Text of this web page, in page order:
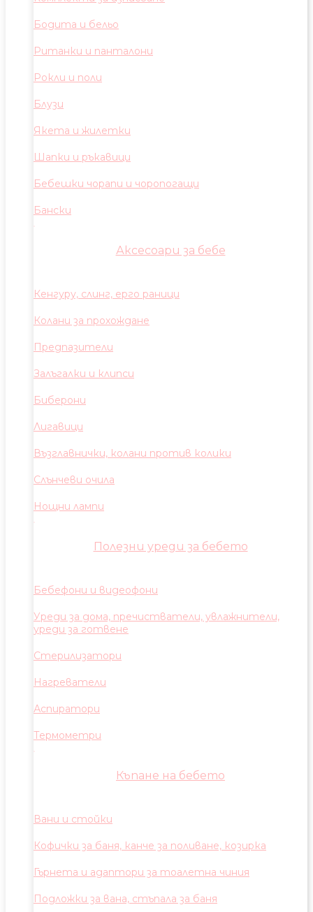
Бодита и бельо
Ританки и панталони
Рокли и поли
Блузи
Якета и жилетки
Шапки и ръкавици
Бебешки чорапи и чоропогащи
Бански
Аксесоари за бебе
Кенгуру, слинг, ерго раници
Колани за прохождане
Предпазители
Залъгалки и клипси
Биберони
Лигавици
Възглавнички, колани против колики
Слънчеви очила
Нощни лампи
Полезни уреди за бебето
Бебефони и видеофони
Уреди за дома, пречистватели, увлажнители,
уреди за готвене
Стерилизатори
Нагреватели
Аспиратори
Термометри
Къпане на бебето
Вани и стойки
Кофички за баня, канче за поливане, козирка
Гърнета и адаптори за тоалетна чиния
Подложки за вана, стъпала за баня